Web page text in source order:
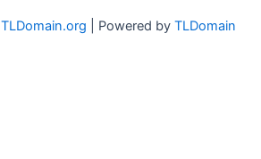
TLDomain.org | Powered by TLDomain